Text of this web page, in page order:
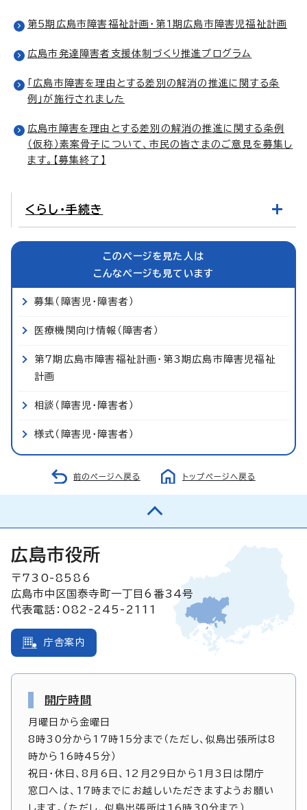
第5期広島市障害福祉計画・第1期広島市障害児福祉計画
広島市発達障害者支援体制づくり推進プログラム
「広島市障害を理由とする差別の解消の推進に関する条
例」が施行されました
広島市障害を理由とする差別の解消の推進に関する条例
（仮称）素案骨子について、市民の皆さまのご意見を募集し
ます。【募集終了】
くらし・手続き
このページを見た人は
こんなページも見ています
募集（障害児・障害者）
医療機関向け情報（障害者）
第7期広島市障害福祉計画・第3期広島市障害児福祉
計画
相談（障害児・障害者）
様式（障害児・障害者）
前のページへ戻る トップページへ戻る
広島市役所
〒730-8586
広島市中区国泰寺町一丁目6番34号
代表電話：082-245-2111
庁舎案内
開庁時間
月曜日から金曜日
8時30分から17時15分まで（ただし、似島出張所は8
時から16時45分）
祝日・休日、8月6日、12月29日から1月3日は閉庁
窓口へは、17時までにお越しいただきますようお願い
します。（ただし、似島出張所は16時30分まで）